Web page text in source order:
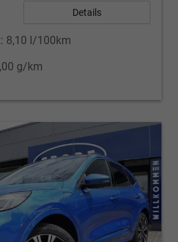
Details
8,10 l/100km
g/km